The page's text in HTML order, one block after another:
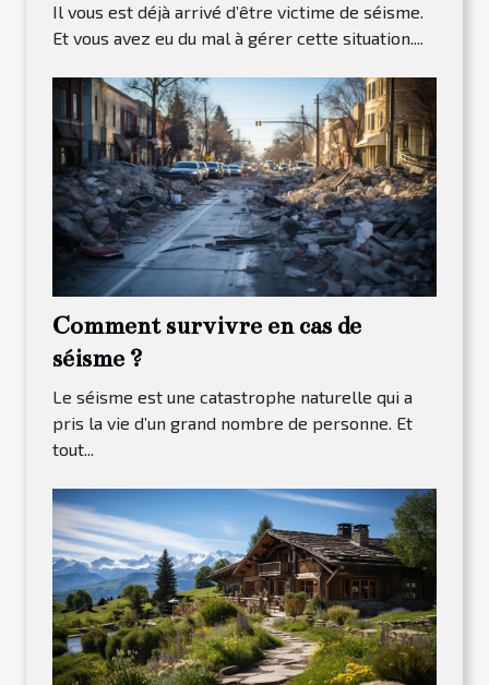
Il vous est déjà arrivé d’être victime de séisme.
Et vous avez eu du mal à gérer cette situation....
Comment survivre en cas de
séisme ?
Le séisme est une catastrophe naturelle qui a
pris la vie d’un grand nombre de personne. Et
tout...